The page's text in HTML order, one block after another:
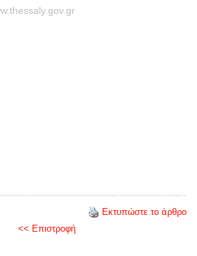
Εκτυπώστε το άρθρο
<< Επιστροφή